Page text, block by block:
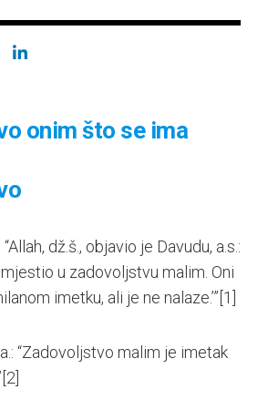
onim što se ima
: “Allah, dž.š., objavio je Davudu, a.s.:
u zadovoljstvu malim. Oni
imetku, ali je ne nalaze.’” [1]
“Zadovoljstvo malim je imetak
[2]